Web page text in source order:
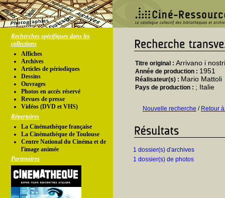
Recherches spécifiques dans les
collections
Affiches
Archives
Articles de périodiques
Dessins
Ouvrages
Photos en accés réservé
Revues de presse
Vidéos (DVD et VHS)
Répertoires
La Cinémathèque française
La Cinémathèque de Toulouse
Centre National du Cinéma et de
l'image animée
Partenaires
Titre original : Arrivano i nostri
Année de production : 1951
Réalisateur(s) : Mario Mattoli
Pays de production : ; Italie
Nouvelle recherche / Retour
1 dossier(s) d'archives
1 dossier(s) de photos